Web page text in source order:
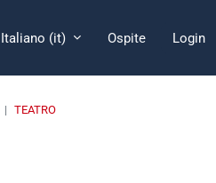
Italiano ‎(it)‎ Ospite Login
TEATRO